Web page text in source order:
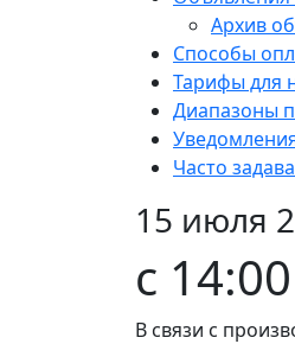
Архив
Способы
Тарифы для
Диапазоны
Часто
15 июля
с
В связи с